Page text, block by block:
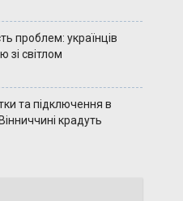
проблем: українців
зі світлом
та підключення в
крадуть